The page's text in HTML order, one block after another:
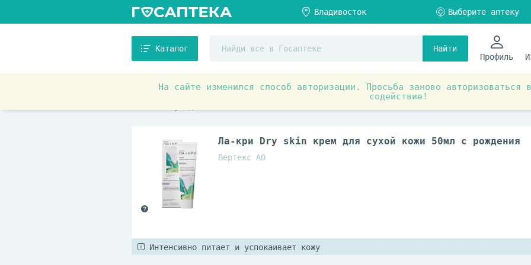
Каталог
Найти
Профиль
На сайте изменился способ авторизации. Просьба заново авторизоваться
содействие!
Средства по уходу за лицом и телом
Ла-кри Dry skin крем для сухой кожи 50мл с рождения
Вертекс АО
Интенсивно питает и успокаивает кожу